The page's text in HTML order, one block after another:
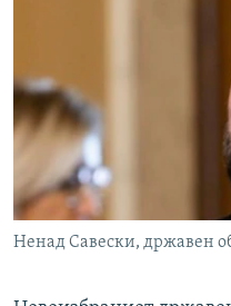
Ненад Савески, државен